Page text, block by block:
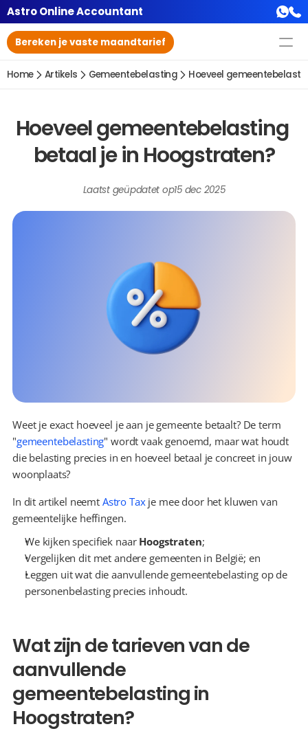
Astro Online Accountant
Bereken je vaste maandtarief
Home Artikels Gemeentebelasting Hoeveel
Hoeveel gemeentebelasting
betaal je in Hoogstraten?
Laatst geüpdatet op15 dec 2025
Weet je exact hoeveel je aan je gemeente betaalt? De term
"gemeentebelasting" wordt vaak genoemd, maar wat houdt
die belasting precies in en hoeveel betaal je concreet in jouw
woonplaats?
In dit artikel neemt Astro Tax je mee door het kluwen van
gemeentelijke heffingen.
We kijken specifiek naar Hoogstraten;
Vergelijken dit met andere gemeenten in België; en
Leggen uit wat die aanvullende gemeentebelasting op de
personenbelasting precies inhoudt.
Wat zijn de tarieven van de
aanvullende
gemeentebelasting in
Hoogstraten?